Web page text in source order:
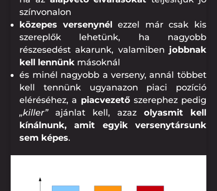
színvonalon
közepes versenynél ezzel már csak kis
szereplők lehetünk, ha nagyobb
részesedést akarunk, valamiben jobbnak
kell lennünk másoknál
és minél nagyobb a verseny, annál többet
kell tennünk ugyanazon piaci pozíció
eléréséhez, a piacvezetőszerephez pedig
„killer”ajánlat kell, azaz olyasmit kell
kínálnunk, amit egyik versenytársunk
sem képes.